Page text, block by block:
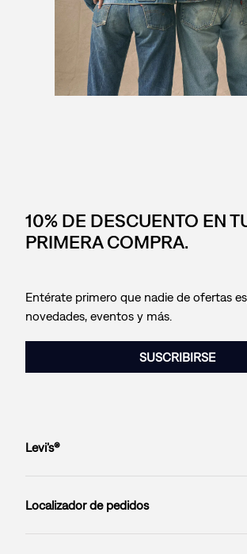
10% DE DESCUENTO EN
PRIMERA COMPRA.
Entérate primero que nadie de ofertas
novedades, eventos y más.
SUSCRIBIRSE
Levi’s®
Localizador de pedidos